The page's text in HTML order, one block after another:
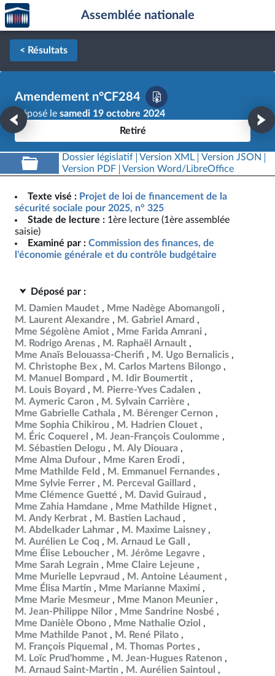
Aller au contenu
Aller en bas de la page
Accèder
à la
page
d'accueil
Assemblée nationale
< Résultats
Amendement n°CF284
Déposé le samedi 19 octobre 2024
Retiré
Dossier législatif Version XML
Version JSON
Version PDF
Version Word/LibreOffice
Texte visé : Projet de loi de financement de la
sécurité sociale pour 2025, n° 325
Stade de lecture : 1ère lecture (1ère assemblée
saisie)
Examiné par : Commission des finances, de
l'économie générale et du contrôle budgétaire
Déposé par :
M. Damien Maudet
Mme Nadège Abomangoli
M. Laurent Alexandre
M. Gabriel Amard
Mme Ségolène Amiot
Mme Farida Amrani
M. Rodrigo Arenas
M. Raphaël Arnault
Mme Anaïs Belouassa-Cherifi
M. Ugo Bernalicis
M. Christophe Bex
M. Carlos Martens Bilongo
M. Manuel Bompard
M. Idir Boumertit
M. Louis Boyard
M. Pierre-Yves Cadalen
M. Aymeric Caron
M. Sylvain Carrière
Mme Gabrielle Cathala
M. Bérenger Cernon
Mme Sophia Chikirou
M. Hadrien Clouet
M. Éric Coquerel
M. Jean-François Coulomme
M. Sébastien Delogu
M. Aly Diouara
Mme Alma Dufour
Mme Karen Erodi
Mme Mathilde Feld
M. Emmanuel Fernandes
Mme Sylvie Ferrer
M. Perceval Gaillard
Mme Clémence Guetté
M. David Guiraud
Mme Zahia Hamdane
Mme Mathilde Hignet
M. Andy Kerbrat
M. Bastien Lachaud
M. Abdelkader Lahmar
M. Maxime Laisney
M. Aurélien Le Coq
M. Arnaud Le Gall
Mme Élise Leboucher
M. Jérôme Legavre
Mme Sarah Legrain
Mme Claire Lejeune
Mme Murielle Lepvraud
M. Antoine Léaument
Mme Élisa Martin
Mme Marianne Maximi
Mme Marie Mesmeur
Mme Manon Meunier
M. Jean-Philippe Nilor
Mme Sandrine Nosbé
Mme Danièle Obono
Mme Nathalie Oziol
Mme Mathilde Panot
M. René Pilato
M. François Piquemal
M. Thomas Portes
M. Loïc Prud'homme
M. Jean-Hugues Ratenon
M. Arnaud Saint-Martin
M. Aurélien Saintoul